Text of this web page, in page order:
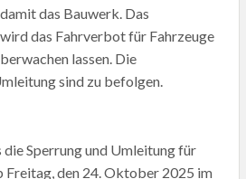
das Bauwerk. Das
das Fahrverbot für Fahrzeuge
lassen. Die
sind zu befolgen.
Sperrung und Umleitung für
Freitag, den 24. Oktober 2025 im